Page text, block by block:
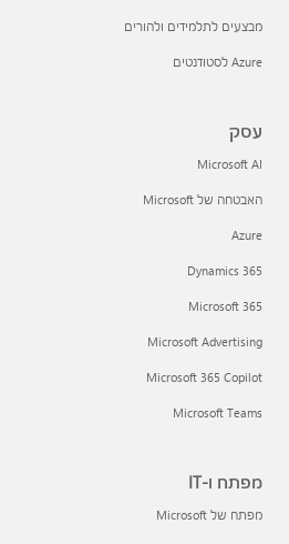
מבצעים לתלמידים ולהורים
Azure לסטודנטים
עסק
Microsoft AI
האבטחה של Microsoft
Azure
Dynamics 365
Microsoft 365
Microsoft Advertising
Microsoft 365 Copilot
Microsoft Teams
מפתח ו-IT
מפתח של Microsoft